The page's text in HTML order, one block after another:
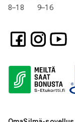
8–18 9–16